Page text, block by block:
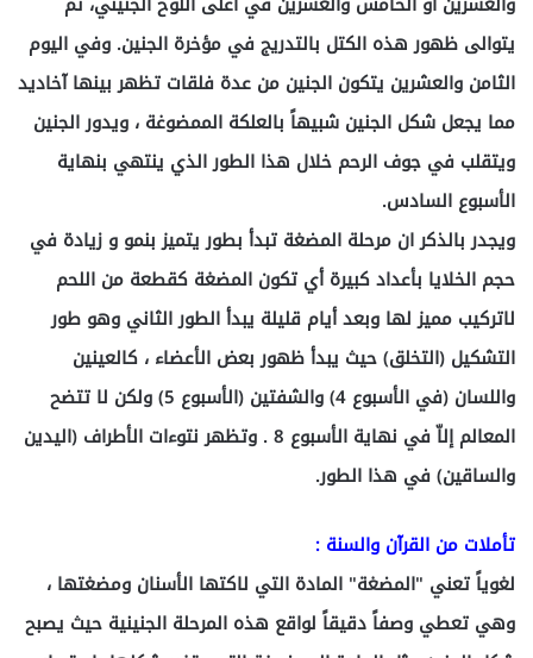
يتوالى ظهور هذه الكتل بالتدريج في مؤخرة الجنين. وفي اليوم
الثامن والعشرين يتكون الجنين من عدة فلقات تظهر بينها آخاديد
مما يجعل شكل الجنين شبيهاً بالعلكة الممضوغة ، ويدور الجنين
ويتقلب في جوف الرحم خلال هذا الطور الذي ينتهي بنهاية
الأسبوع السادس.
ويجدر بالذكر ان مرحلة المضغة تبدأ بطور يتميز بنمو و زيادة في
حجم الخلايا بأعداد كبيرة أي تكون المضغة كقطعة من اللحم
لاتركيب مميز لها وبعد أيام قليلة يبدأ الطور الثاني وهو طور
التشكيل (التخلق) حيث يبدأ ظهور بعض الأعضاء ، كالعينين
واللسان (في الأسبوع 4) والشفتين (الأسبوع 5) ولكن لا تتضح
المعالم إلاّ في نهاية الأسبوع 8 . وتظهر نتوءات الأطراف (اليدين
والساقين) في هذا الطور.
تأملات من القرآن والسنة :
لغوياً تعني "المضغة" المادة التي لاكتها الأسنان ومضغتها ،
وهي تعطي وصفاً دقيقاً لواقع هذه المرحلة الجنينية حيث يصبح